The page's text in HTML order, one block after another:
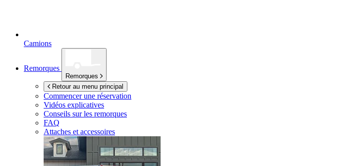
Camions
Remorques
Remorques
Retour au menu principal
Commencer une réservation
Vidéos explicatives
Conseils sur les remorques
FAQ
Attaches et accessoires